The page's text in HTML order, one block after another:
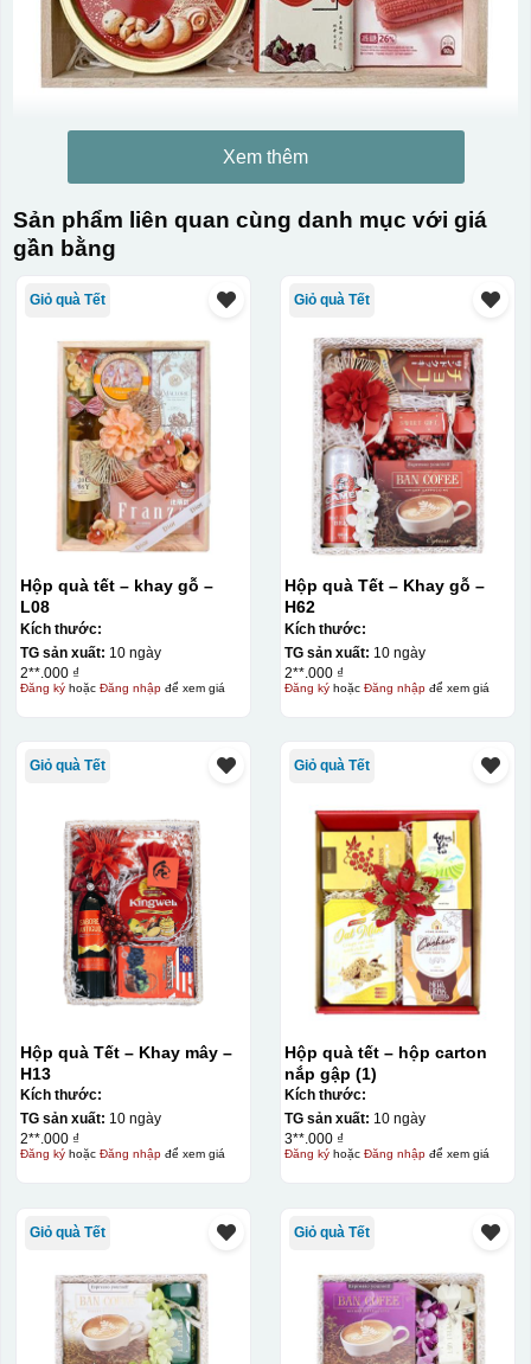
Xem thêm
Sản phẩm liên quan cùng danh mục với giá
gần bằng
Giỏ quà Tết
Hộp quà tết – khay gỗ –
L08
Kích thước:
TG sản xuất: 10 ngày
2**.000 ₫
Đăng kýhoặc Đăng nhậpđể xem giá
Giỏ quà Tết
Hộp quà Tết – Khay gỗ –
H62
Kích thước:
TG sản xuất: 10 ngày
2**.000 ₫
Đăng kýhoặc Đăng nhậpđể xem giá
Giỏ quà Tết
Hộp quà Tết – Khay mây –
H13
Kích thước:
TG sản xuất: 10 ngày
2**.000 ₫
Đăng kýhoặc Đăng nhậpđể xem giá
Giỏ quà Tết
Hộp quà tết – hộp carton
nắp gập (1)
Kích thước:
TG sản xuất: 10 ngày
3**.000 ₫
Đăng kýhoặc Đăng nhậpđể xem giá
Giỏ quà Tết Giỏ quà Tết